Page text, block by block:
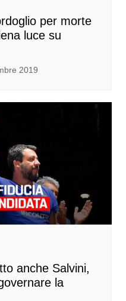
per morte
luce su
2019
anche Salvini,
la